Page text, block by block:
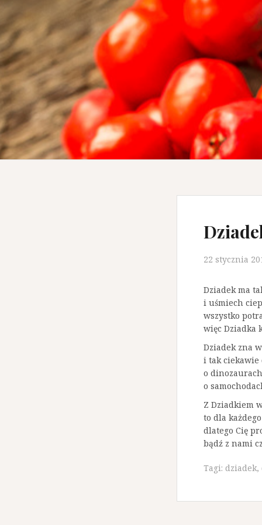
22 stycznia
Dziadek ma
i uśmiech
wszystko
więc Dziadka
Dziadek zna
i tak ciekawie
o
o
Z Dziadkiem
to dla
dlatego Cię
bądź z nami
Tagi: dziadek,